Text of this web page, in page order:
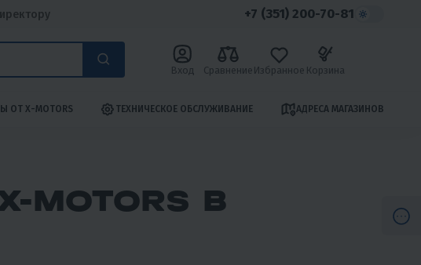
+7 (351) 200-70-81
Вход Сравнение Избранное Корзина
ОТ X-MOTORS ТЕХНИЧЕСКОЕ ОБСЛУЖИВАНИЕ АДРЕСА МАГАЗИНОВ
В